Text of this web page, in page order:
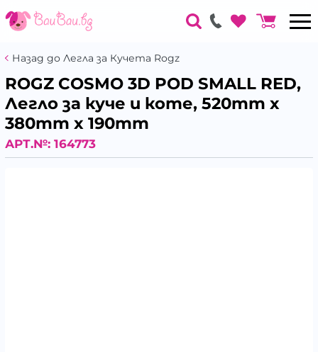
Назад до Легла за Кучета Rogz
ROGZ COSMO 3D POD SMALL RED,
Легло за куче и коте, 520mm x
380mm x 190mm
АРТ.№: 164773